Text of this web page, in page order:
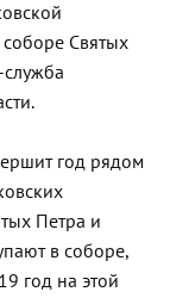
Святых
год рядом
Петра и
в соборе,
год на этой